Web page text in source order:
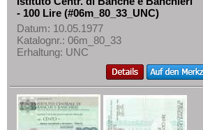
- 100 Lire (#06m_80_33_UNC)
Datum: 10.05.1977
Katalognr.: 06m_80_33
Erhaltung: UNC